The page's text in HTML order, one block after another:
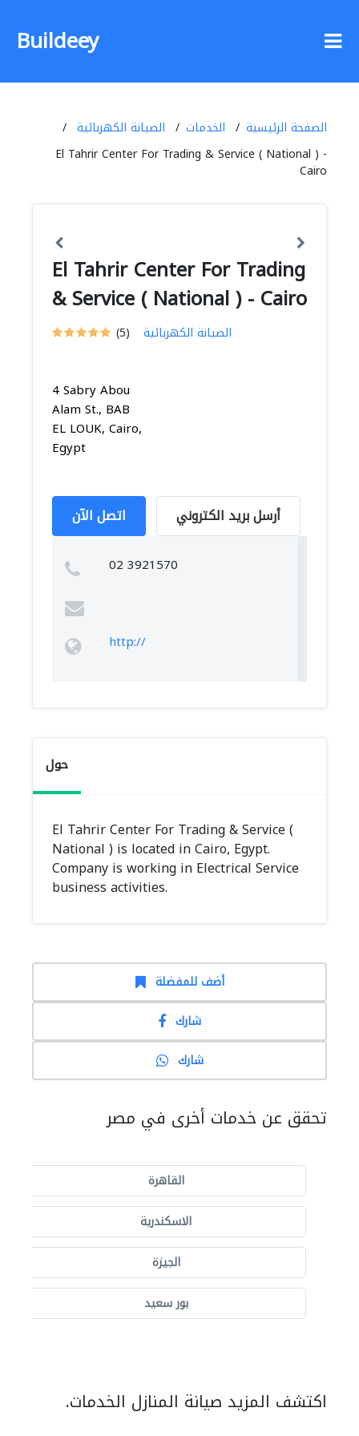
Buildeey
الصفحة الرئيسية الخدمات
الصيانة الكهربائية
El Tahrir Center For Trading & Service ( National ) -
Cairo
El Tahrir Center For Trading
& Service ( National ) - Cairo
(5) الصيانة الكهربائية
4 Sabry Abou
Alam St., BAB
EL LOUK, Cairo,
Egypt
اتصل الآن أرسل بريد الكتروني
02 3921570
http://
حول
El Tahrir Center For Trading & Service (
National ) is located in Cairo, Egypt.
Company is working in Electrical Service
business activities.
أضف للمفضلة
شارك
شارك
تحقق عن خدمات أخرى في مصر
القاهرة
الاسكندرية
الجيزة
بور سعيد
اكتشف المزيد صيانة المنازل الخدمات.